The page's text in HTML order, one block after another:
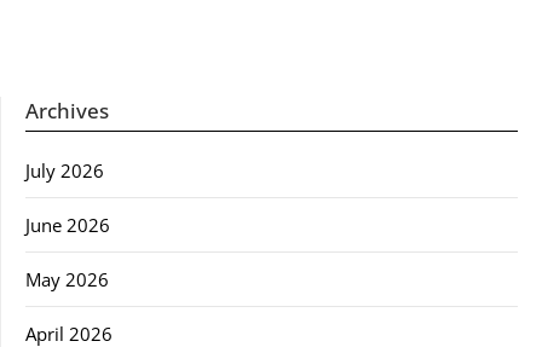
Archives
July 2026
June 2026
May 2026
April 2026